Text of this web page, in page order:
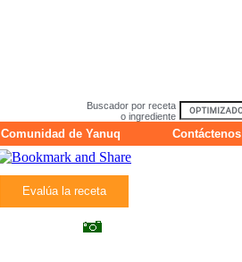
Buscador por receta
o ingrediente
Comunidad de Yanuq Contáctenos
Evalúa la receta